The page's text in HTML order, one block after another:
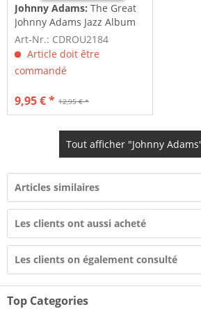
Johnny Adams:The Great
Johnny Adams Jazz Album
Art-Nr.: CDROU2184
Article doit être
commandé
12,95 € *
9,95 € *
Tout afficher "Johnny
Articles similaires
Les clients ont aussi acheté
Les clients on également consulté
Top Categories